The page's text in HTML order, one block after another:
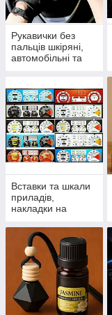
Рукавички без
пальців шкіряні,
автомобільні та
Вставки та шкали
приладів,
накладки на